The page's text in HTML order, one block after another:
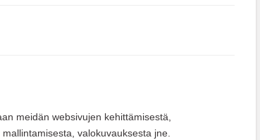
meidän websivujen kehittämisestä,
valokuvauksesta jne.